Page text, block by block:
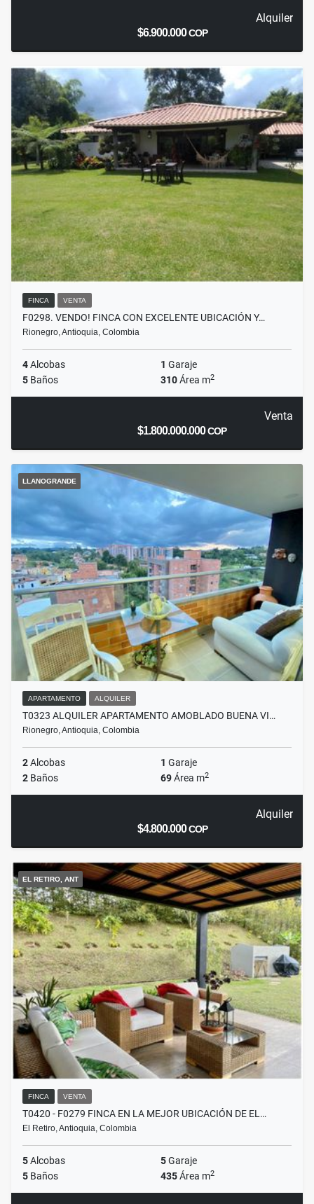
Alquiler
$6.900.000COP
FINCA VENTA
F0298. VENDO! FINCA CON EXCELENTE UBICACIÓN Y…
Rionegro, Antioquia, Colombia
4Alcobas 1 Garaje
5 Baños 310Área m2
Venta
$1.800.000.000COP
LLANOGRANDE
APARTAMENTO ALQUILER
T0323 ALQUILER APARTAMENTO AMOBLADO BUENA VI…
Rionegro, Antioquia, Colombia
2Alcobas 1 Garaje
2 Baños 69Área m2
Alquiler
$4.800.000COP
EL RETIRO, ANT
FINCA VENTA
T0420 - F0279 FINCA EN LA MEJOR UBICACIÓN DE EL…
El Retiro, Antioquia, Colombia
5Alcobas 5Garaje
5 Baños 435Área m2